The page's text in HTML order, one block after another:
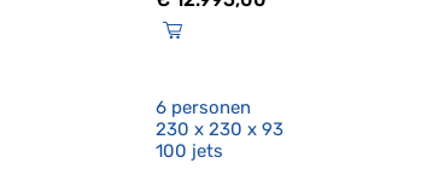
6 personen
230 x 230 x 93
100 jets